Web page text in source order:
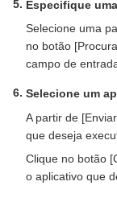
Especifique
Selecione uma
no botão
campo de
Selecione um
A partir de
que deseja
Clique no botão
o aplicativo que